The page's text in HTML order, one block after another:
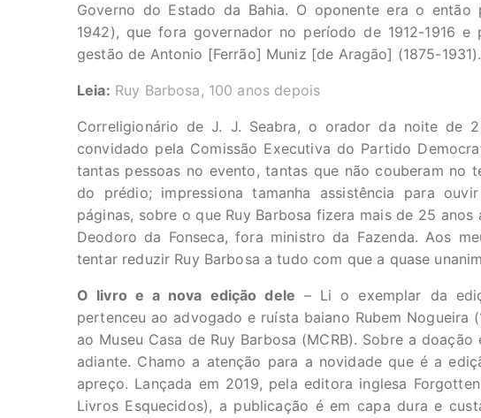
Governo do Estado da Bahia. O oponente era o então
1942), que fora governador no período de 1912-1916 e
gestão de Antonio [Ferrão] Muniz [de Aragão] (1875-1931).
Leia: Ruy Barbosa, 100 anos depois
Correligionário de J. J. Seabra, o orador da noite de
convidado pela Comissão Executiva do Partido
tantas pessoas no evento, tantas que não couberam no
do prédio; impressiona tamanha assistência para
páginas, sobre o que Ruy Barbosa fizera mais de 25
Deodoro da Fonseca, fora ministro da Fazenda. Aos
tentar reduzir Ruy Barbosa a tudo com que a quase
O livro e a nova edição dele – Li o exemplar da
pertenceu ao advogado e ruísta baiano Rubem Nogueira
ao Museu Casa de Ruy Barbosa (MCRB). Sobre a
adiante. Chamo a atenção para a novidade que é a
apreço. Lançada em 2019, pela editora inglesa
Livros Esquecidos), a publicação é em capa dura e